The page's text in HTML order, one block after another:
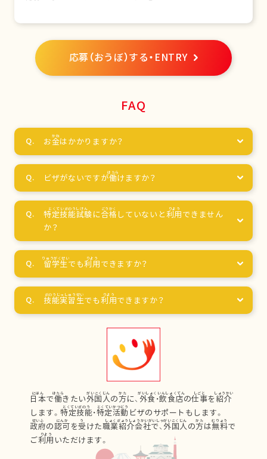
応募（おうぼ）する・ENTRY
FAQ
お金はかかりますか？
ビザがないですが働けますか？
特定技能試験に合格 していないと利用 できません
か？
留学生でも利用 できますか？
技能実習生でも利用できますか？
日本で働きたい外国人の方に、 外食 ・飲食店の仕事を紹介
します。特定技能・特定活動 ビザのサポートもします。
政府の認可を受けた職業紹介会社で、 外国人の方は無料で
ご利用 いただけます。